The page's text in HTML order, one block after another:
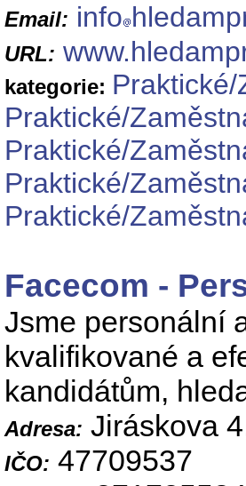
Email: info
URL:
kategorie:
Praktické/
Praktické/
Praktické/
Praktické/
Facecom -
Jsme personální
kvalifikované a
kandidátům,
Adresa: Jiráskova
IČO: 47709537